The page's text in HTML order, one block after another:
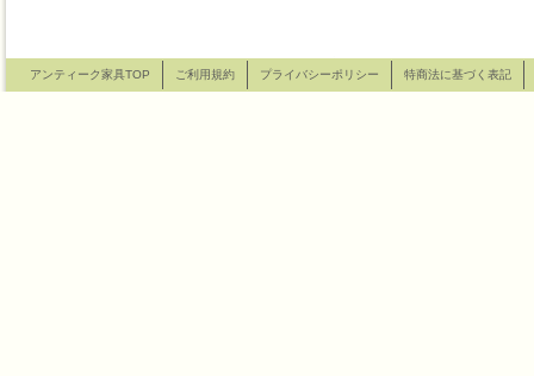
アンティーク家具TOP ご利用規約 プライバシーポリシー 特商法に基づく表記